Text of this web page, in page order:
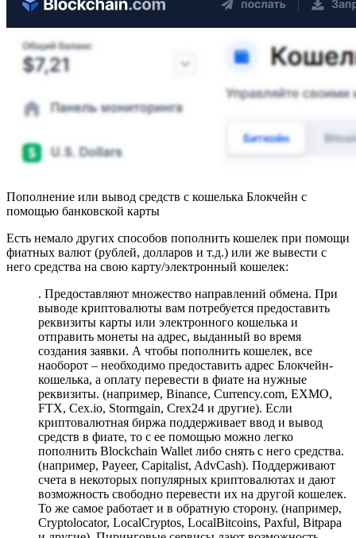
Пополнение или вывод средств с кошелька Блокчейн с
помощью банковской карты
Есть немало других способов пополнить кошелек при помощи
фиатных валют (рублей, долларов и т.д.) или же вывести с
него средства на свою карту/электронный кошелек:
. Предоставляют множество направлений обмена. При
выводе криптовалюты вам потребуется предоставить
реквизиты карты или электронного кошелька и
отправить монеты на адрес, выданный во время
создания заявки. А чтобы пополнить кошелек, все
наоборот – необходимо предоставить адрес Блокчейн-
кошелька, а оплату перевести в фиате на нужные
реквизиты. (например, Binance, Currency.com, EXMO,
FTX, Cex.io, Stormgain, Crex24 и другие). Если
криптовалютная биржа поддерживает ввод и вывод
средств в фиате, то с ее помощью можно легко
пополнить Blockchain Wallet либо снять с него средства.
(например, Payeer, Capitalist, AdvCash). Поддерживают
счета в некоторых популярных криптовалютах и дают
возможность свободно перевести их на другой кошелек.
То же самое работает и в обратную сторону. (например,
Cryptolocator, LocalCryptos, LocalBitcoins, Paxful, Bitpapa